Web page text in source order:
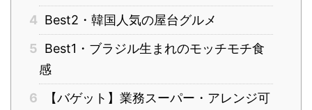
4 Best2・韓国人気の屋台グルメ
5 Best1・ブラジル生まれのモッチモチ食
感
6
【バゲット】業務スーパー・アレンジ可